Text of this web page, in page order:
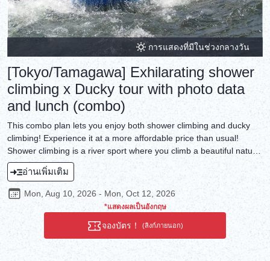
การแสดงที่มีในช่วงกลางวัน
[Tokyo/Tamagawa] Exhilarating shower
climbing x Ducky tour with photo data
and lunch (combo)
This combo plan lets you enjoy both shower climbing and ducky
climbing! Experience it at a more affordable price than usual!
Shower climbing is a river sport where you climb a beautiful natural
stream to reach its source. Climb a waterfall that sends up a
splash, slide down a natural water slide, and splash around in a
natural pool! This shower climbing event will be held in a fantastical
stream that you wouldn't expect to find in Tokyo. You can easily
experience the feeling of adventure. The Ducky Boat is a two-
seater boat that you can operate yourself. Experience a dashing
descent down the rapids of the beautiful Okutama valley under
อ่านเพิ่มเติม
Mon, Aug 10, 2026 - Mon, Oct 12, 2026
*แสดงผลเป็นอังกฤษ
จองบัตร！ (ลิงก์ภายนอก)